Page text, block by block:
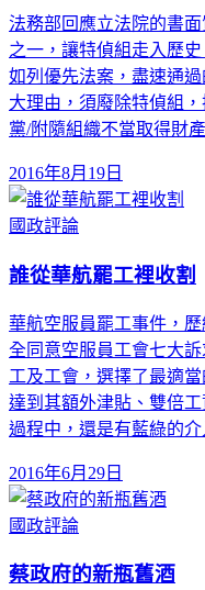
法務部回應立法院的書
之一，讓特偵組走入歷
如列優先法案，盡速通
大理由，須廢除特偵組
黨/附隨組織不當取得財
2016年8月19日
國政評論
誰從華航罷工裡收割
華航空服員罷工事件，
全同意空服員工會七大
工及工會，選擇了最適
達到其額外津貼、雙倍
過程中，還是有藍綠的介
2016年6月29日
國政評論
蔡政府的新瓶舊酒